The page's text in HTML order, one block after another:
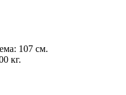
107 см.
кг.